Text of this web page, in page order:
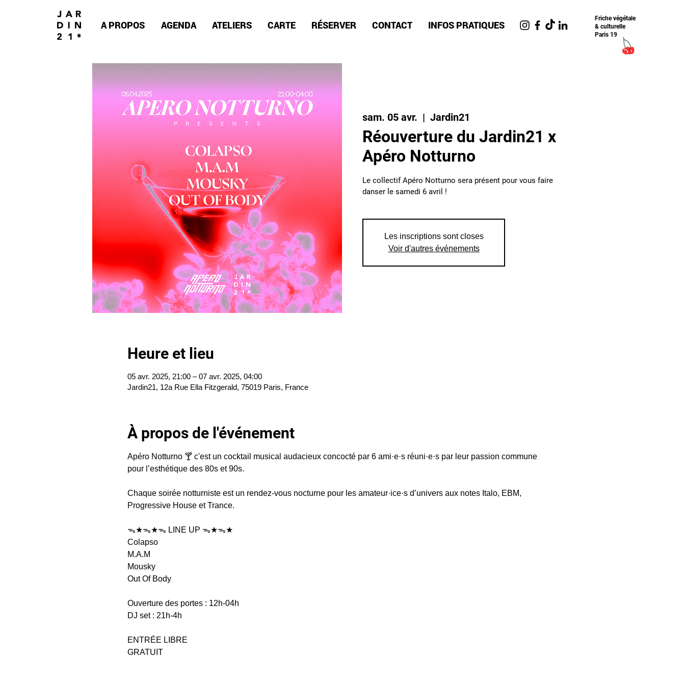
A PROPOS AGENDA ATELIERS CARTE RÉSERVER CONTACT INFOS PRATIQUES
Friche​ végétale
& culturelle
Paris 19
sam. 05 avr.
  |
Jardin21
Réouverture du Jardin21 x
Apéro Notturno
Le collectif Apéro Notturno sera présent pour vous faire
danser le samedi 6 avril !
Les inscriptions sont closes
Voir d'autres événements
Heure et lieu
05 avr. 2025, 21:00 – 07 avr. 2025, 04:00
Jardin21, 12a Rue Ella Fitzgerald, 75019 Paris, France
À propos de l'événement
Apéro Notturno 🍸 c'est un cocktail musical audacieux concocté par 6 ami·e·s réuni·e·s par leur passion commune
pour l’esthétique des 80s et 90s.
Chaque soirée notturniste est un rendez-vous nocturne pour les amateur·ice·s d’univers aux notes Italo, EBM,
Progressive House et Trance.
ᯓ★ᯓ★ᯓ LINE UP ᯓ★ᯓ★
Colapso
M.A.M
Mousky
Out Of Body
Ouverture des portes : 12h-04h
DJ set : 21h-4h
ENTRÉE LIBRE
GRATUIT